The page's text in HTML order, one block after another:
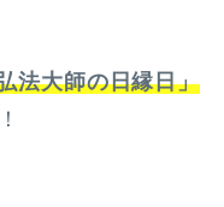
法大師の日縁日」